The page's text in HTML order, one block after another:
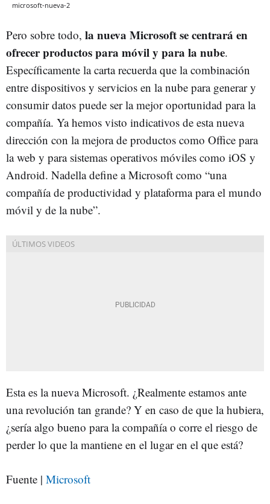
microsoft-nueva-2
Pero sobre todo, la nueva Microsoft se centrará en
ofrecer productos para móvil y para la nube.
Específicamente la carta recuerda que la combinación
entre dispositivos y servicios en la nube para generar y
consumir datos puede ser la mejor oportunidad para la
compañía. Ya hemos visto indicativos de esta nueva
dirección con la mejora de productos como Office para
la web y para sistemas operativos móviles como iOS y
Android. Nadella define a Microsoft como “una
compañía de productividad y plataforma para el mundo
móvil y de la nube”.
Esta es la nueva Microsoft. ¿Realmente estamos ante
una revolución tan grande? Y en caso de que la hubiera,
¿sería algo bueno para la compañía o corre el riesgo de
perder lo que la mantiene en el lugar en el que está?
Fuente | Microsoft